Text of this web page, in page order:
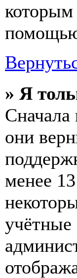
которым
» Я
Сначала
они
менее
учётные